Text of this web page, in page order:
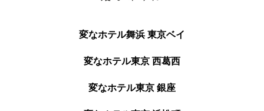
変なホテル舞浜 東京ベイ
変なホテル東京 西葛西
変なホテル東京 銀座